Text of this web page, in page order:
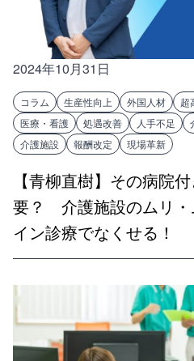
2024年10月31日
コラム 生産性向上 外国人材 超
医療・看護
処遇改善 人手不足
介護施設
報酬改定 現場革新
【青柳直樹】その病院
要？ 介護施設のムリ・
イン診療でなくせる！